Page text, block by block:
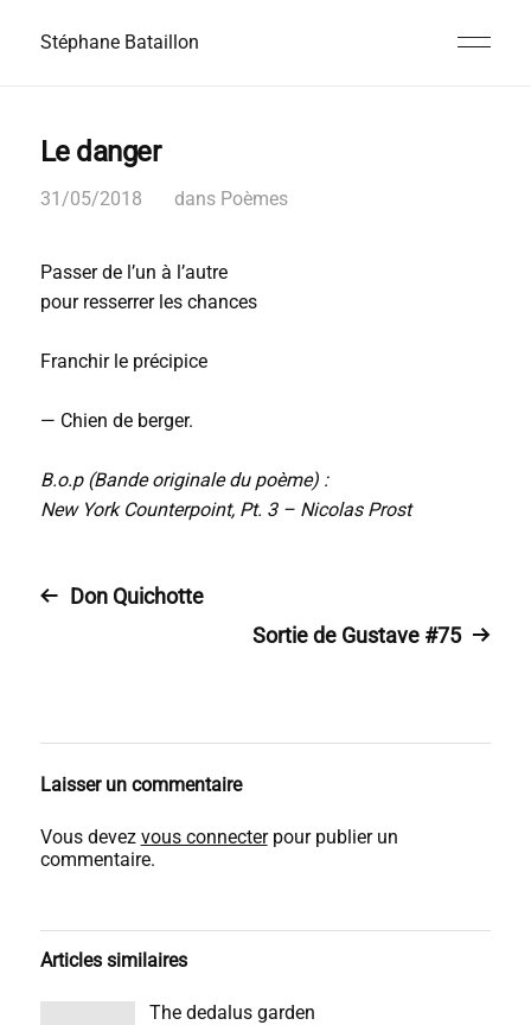
Stéphane Bataillon
Le danger
31/05/2018 dans Poèmes
Passer de l’un à l’autre
pour resserrer les chances
Franchir le précipice
— Chien de berger.
B.o.p (Bande originale du poème) :
New York Counterpoint, Pt. 3 – Nicolas Prost
Don Quichotte
Sortie de Gustave #75
Laisser un commentaire
Vous devez vous connecterpour publier un
commentaire.
Articles similaires
The dedalus garden